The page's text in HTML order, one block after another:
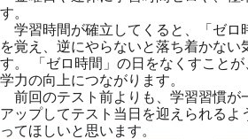
す。
学習時間が確立してくると、「ゼロ
を覚え、逆にやらないと落ち着かない
す。 「ゼロ時間」の日をなくすことが
学力の向上につながります。
前回のテスト前よりも、学習習慣が
アップしてテスト当日を迎えられるよ
ってほしいと思います。